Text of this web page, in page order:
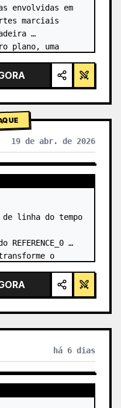
envolvidas em
marciais
plano, uma
em um coque
19 de abr. de 2026
linha do tempo
REFERENCE_0
o
as
de pedra
há 6 dias